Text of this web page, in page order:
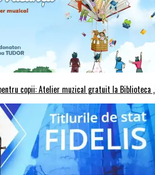
copii: Atelier muzical gratuit la Biblioteca